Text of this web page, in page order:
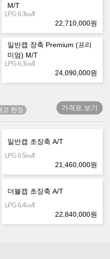
M/T
LPG 6.3㎞/ℓ
22,710,000원
일반캡 장축 Premium (프리
미엄) M/T
LPG 6.3㎞/ℓ
24,090,000원
가격표 보기
일반캡 초장축 A/T
LPG 6.5㎞/ℓ
21,460,000원
더블캡 초장축 A/T
LPG 6.4㎞/ℓ
22,840,000원